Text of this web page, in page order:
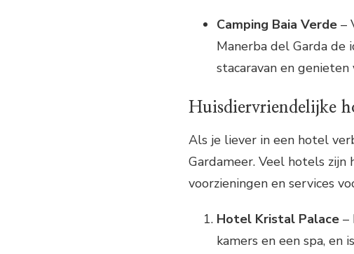
Camping Baia Verde –
Manerba del Garda de
stacaravan en
Huisdiervriendelijke
Als je liever in een hotel
Gardameer. Veel hotels
voorzieningen en services
Hotel Kristal Palace –
kamers en een spa, en